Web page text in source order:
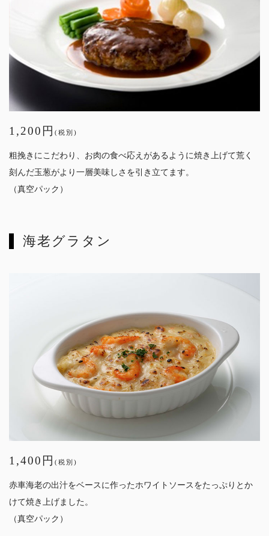
1,200円 (税別)
粗挽きにこだわり、お肉の食べ応えがあるように焼き上げて荒く
刻んだ玉葱がより一層美味しさを引き立てます。
（真空パック）
海老グラタン
1,400円 (税別)
赤車海老の出汁をベースに作ったホワイトソースをたっぷりとか
けて焼き上げました。
（真空パック）